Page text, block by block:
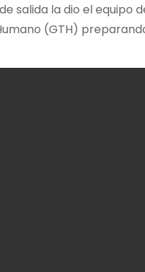
salida la dio el equipo
(GTH)